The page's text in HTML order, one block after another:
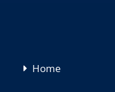
Navigation
Home